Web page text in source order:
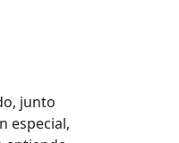
junto
especial,